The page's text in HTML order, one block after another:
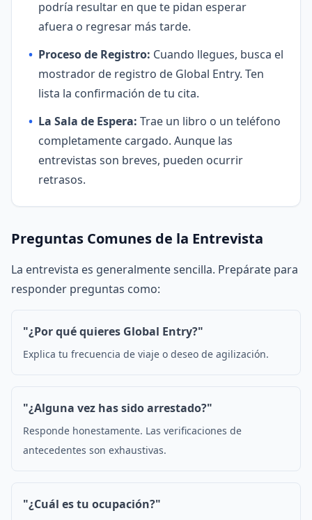
podría resultar en que te pidan esperar
afuera o regresar más tarde.
• Proceso de Registro: Cuando llegues, busca el
mostrador de registro de Global Entry. Ten
lista la confirmación de tu cita.
• La Sala de Espera: Trae un libro o un teléfono
completamente cargado. Aunque las
entrevistas son breves, pueden ocurrir
retrasos.
Preguntas Comunes de la Entrevista
La entrevista es generalmente sencilla. Prepárate para
responder preguntas como:
"¿Por qué quieres Global Entry?"
Explica tu frecuencia de viaje o deseo de agilización.
"¿Alguna vez has sido arrestado?"
Responde honestamente. Las verificaciones de
antecedentes son exhaustivas.
"¿Cuál es tu ocupación?"